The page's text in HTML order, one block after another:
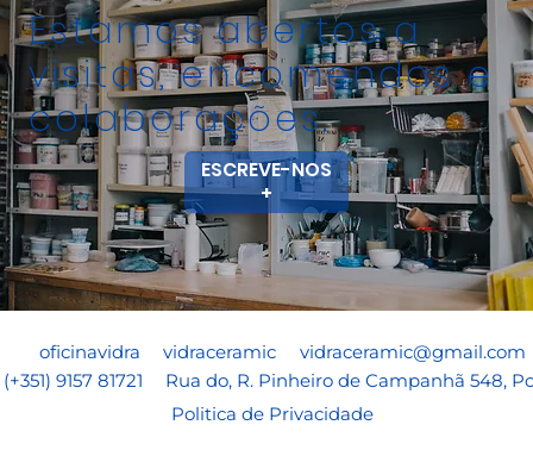
Estamos abertos a
visitas, encomendas e
colaborações.
ESCREVE-NOS
+
oficinavidra vidraceramic
vidraceramic@gmail.com
​(+351) 9157 81721
Rua do, R. Pinheiro de Campanhã 548,
Politica de Privacidade